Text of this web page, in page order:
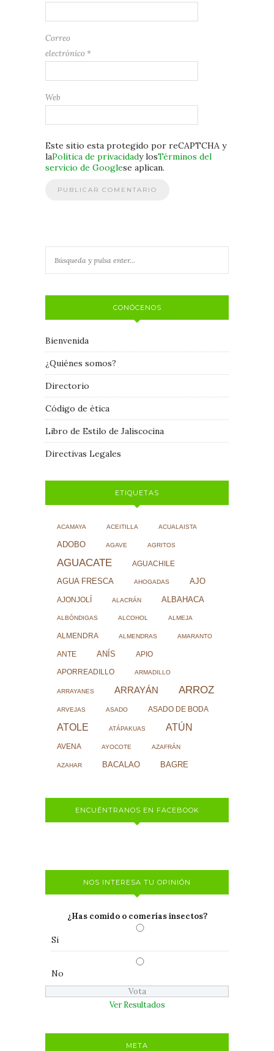
Correo
electrónico *
Web
Este sitio esta protegido por reCAPTCHA y
laPolítica de privacidady losTérminos del
servicio de Googlese aplican.
CONÓCENOS
Bienvenida
¿Quiénes somos?
Directorio
Código de ética
Libro de Estilo de Jaliscocina
Directivas Legales
ETIQUETAS
ACAMAYA ACEITILLA ACUALAISTA
ADOBO AGAVE AGRITOS
AGUACATE AGUACHILE
AGUA FRESCA AHOGADAS AJO
AJONJOLÍ ALACRÁN ALBAHACA
ALBÓNDIGAS ALCOHOL ALMEJA
ALMENDRA ALMENDRAS AMARANTO
ANTE ANÍS APIO
APORREADILLO ARMADILLO
ARRAYANES ARRAYÁN ARROZ
ARVEJAS ASADO ASADO DE BODA
ATOLE ATÁPAKUAS ATÚN
AVENA AYOCOTE AZAFRÁN
AZAHAR BACALAO BAGRE
ENCUÉNTRANOS EN FACEBOOK
NOS INTERESA TU OPINIÓN
¿Has comido o comerías insectos?
Si
No
Ver Resultados
META